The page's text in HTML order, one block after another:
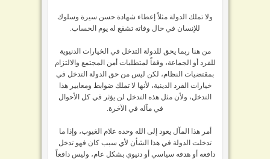
ولا تملك الدولة مثلاً إعطاء شهادة حسن سيرة وسلوك
للإنسان في حال وفاته تشفع له يوم الحساب.
من هنا ربما يحق للدولة التدخل في الخيارات الدنيوية
للفرد أو الجماعة، وفقاً لمتطلبات أمن المجتمع والالتزام
بمقتضيات النظام، لكن ليس من حق الدولة التدخل في
خيارات الفرد الدينية، لأنها لا تملك ضوابط ومعايير هذا
التدخل، ولأن مثل هذه التدخل لن يؤثر في كل الأحوال
في مآله في الآخرة.
أمر هذا المآل يعود إلى الله وحده علام الغيوب، وإذا ما
تدخلت الدولة في هذا الشأن لأي سبب كان فهو تدخل
دافعه أو هدفه سياسي أو دنيوي بشكل عام، وليس دافعاً